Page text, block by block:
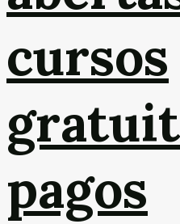
cursos
pagos